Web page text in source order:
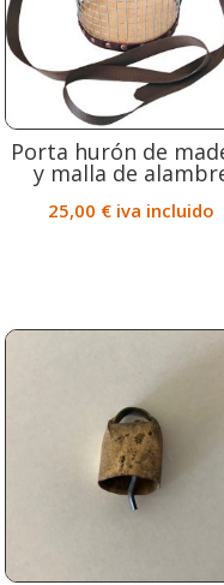
Porta hurón de
y malla de
25,00 € iva incluido